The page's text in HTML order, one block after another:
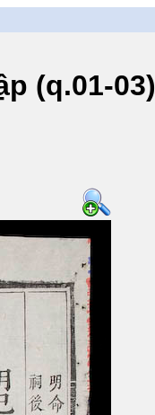
(q.01-03)